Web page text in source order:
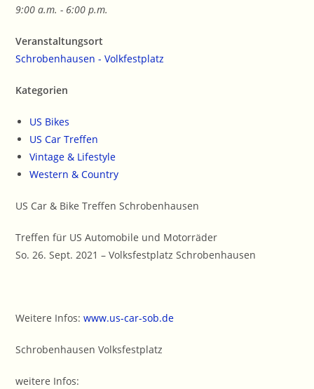
9:00 a.m. - 6:00 p.m.
Veranstaltungsort
Schrobenhausen - Volkfestplatz
Kategorien
US Bikes
US Car Treffen
Vintage & Lifestyle
Western & Country
US Car & Bike Treffen Schrobenhausen
Treffen für US Automobile und Motorräder
So. 26. Sept. 2021 – Volksfestplatz Schrobenhausen
Weitere Infos:www.us-car-sob.de
Schrobenhausen Volksfestplatz
weitere Infos: